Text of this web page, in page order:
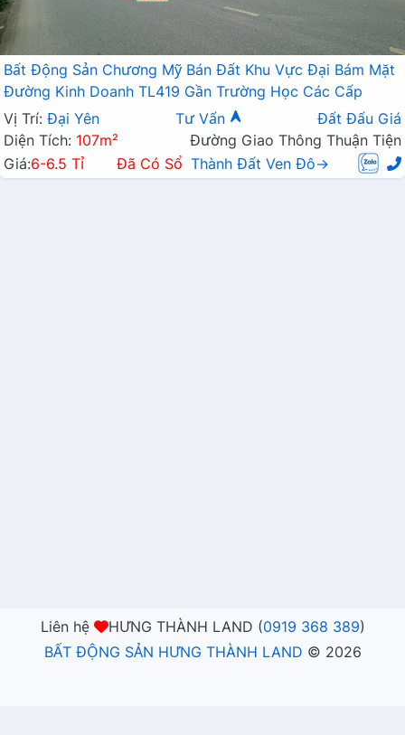
Bất Động Sản Chương Mỹ Bán Đất Khu Vực Đại Bám Mặt
Đường Kinh Doanh TL419 Gần Trường Học Các Cấp
Vị Trí: Đại Yên Tư Vấn
Đất Đấu Giá
Diện Tích: 107m²
Đường Giao Thông Thuận Tiện
Giá:6-6.5 Tỉ Đã Có Sổ Thành Đất Ven Đô→
Liên hệ HƯNG THÀNH LAND (0919 368 389)
BẤT ĐỘNG SẢN HƯNG THÀNH LAND © 2026